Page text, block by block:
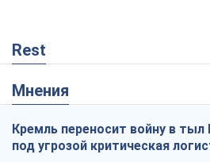
Rest
Мнения
Кремль переносит войну в тыл
под угрозой критическая